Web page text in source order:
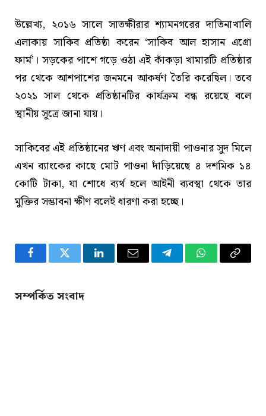
উল্লেখ্য, ২০১৬ সালে সাতক্ষীরার শ্যামনগরের দাতিনাখালি
এলাকায় সাকিব প্রতিষ্ঠা করেন ‘সাকিব আল হাসান এগ্রো
ফার্ম’। সড়কের পাশে গড়ে ওঠা এই কাঁকড়া খামারটি প্রতিষ্ঠার
পর থেকে আশপাশের জনমনে আকর্ষণ তৈরি করেছিল। তবে
২০২১ সাল থেকে প্রতিষ্ঠানটির কার্যক্রম বন্ধ রয়েছে বলে
স্থানীয় সূত্রে জানা যায়।
সাকিবের এই প্রতিষ্ঠানের ঋণ এবং অনাদায়ী পাওনার সুদ মিলে
এখন ব্যাংকের কাছে মোট পাওনা দাঁড়িয়েছে ৪ দশমিক ১৪
কোটি টাকা, যা শোধে ব্যর্থ হলে আইনী ব্যবস্থা থেকে তার
মুক্তির সম্ভাবনা ক্ষীণ বলেই ধারণা করা হচ্ছে।
FacebookTwitter LinkedInEmail TelegramWhatsApp
Copy
সম্পর্কিত সংবাদ